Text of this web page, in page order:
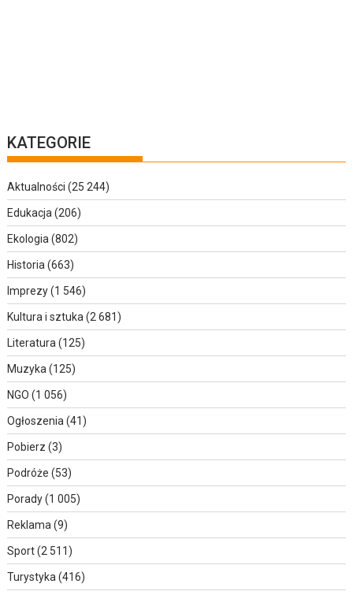
KATEGORIE
Aktualności (25 244)
Edukacja(206)
Ekologia(802)
Historia(663)
Imprezy(1 546)
Kultura i sztuka(2 681)
Literatura(125)
Muzyka(125)
NGO (1 056)
Ogłoszenia(41)
Pobierz (3)
Podróże (53)
Porady(1 005)
Reklama(9)
Sport(2 511)
Turystyka(416)